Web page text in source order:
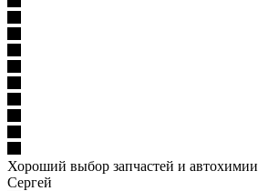
Хороший выбор запчастей и автохимии
Сергей